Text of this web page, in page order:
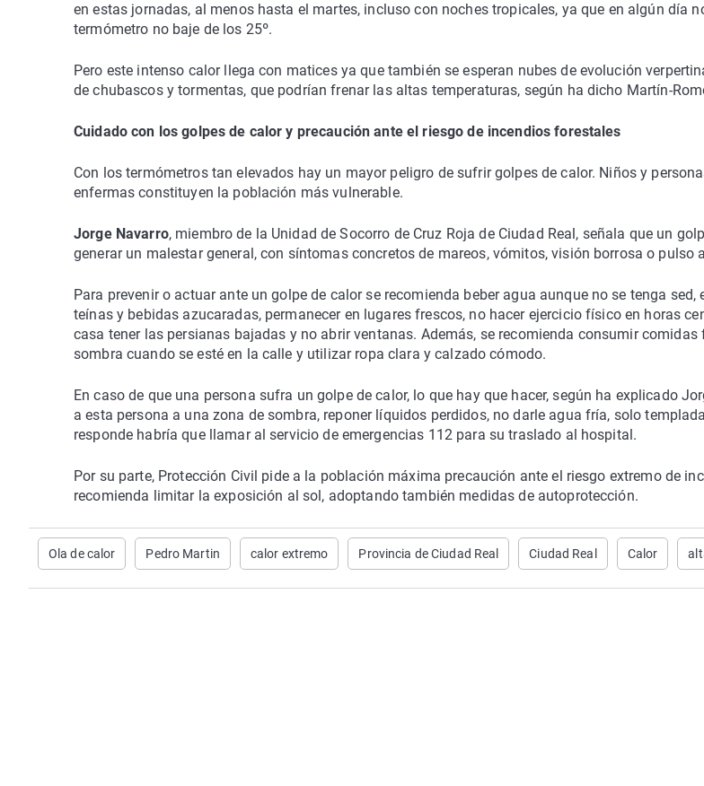
en estas jornadas, al menos hasta el martes, incluso con noches tropicales, ya que en algún día
termómetro no baje de los 25º.
Pero este intenso calor llega con matices ya que también se esperan nubes de evolución
de chubascos y tormentas, que podrían frenar las altas temperaturas, según ha dicho Martín-
Cuidado con los golpes de calor y precaución ante el riesgo de incendios forestales
Con los termómetros tan elevados hay un mayor peligro de sufrir golpes de calor. Niños y
enfermas constituyen la población más vulnerable.
Jorge Navarro, miembro de la Unidad de Socorro de Cruz Roja de Ciudad Real, señala que un
generar un malestar general, con síntomas concretos de mareos, vómitos, visión borrosa o pulso
Para prevenir o actuar ante un golpe de calor se recomienda beber agua aunque no se tenga sed,
teínas y bebidas azucaradas, permanecer en lugares frescos, no hacer ejercicio físico en horas
casa tener las persianas bajadas y no abrir ventanas. Además, se recomienda consumir comidas
sombra cuando se esté en la calle y utilizar ropa clara y calzado cómodo.
En caso de que una persona sufra un golpe de calor, lo que hay que hacer, según ha explicado
a esta persona a una zona de sombra, reponer líquidos perdidos, no darle agua fría, solo
responde habría que llamar al servicio de emergencias 112 para su traslado al hospital.
Por su parte, Protección Civil pide a la población máxima precaución ante el riesgo extremo de
recomienda limitar la exposición al sol, adoptando también medidas de autoprotección.
Ola de calor Pedro Martin calor extremo Provincia de Ciudad Real Ciudad Real Calor